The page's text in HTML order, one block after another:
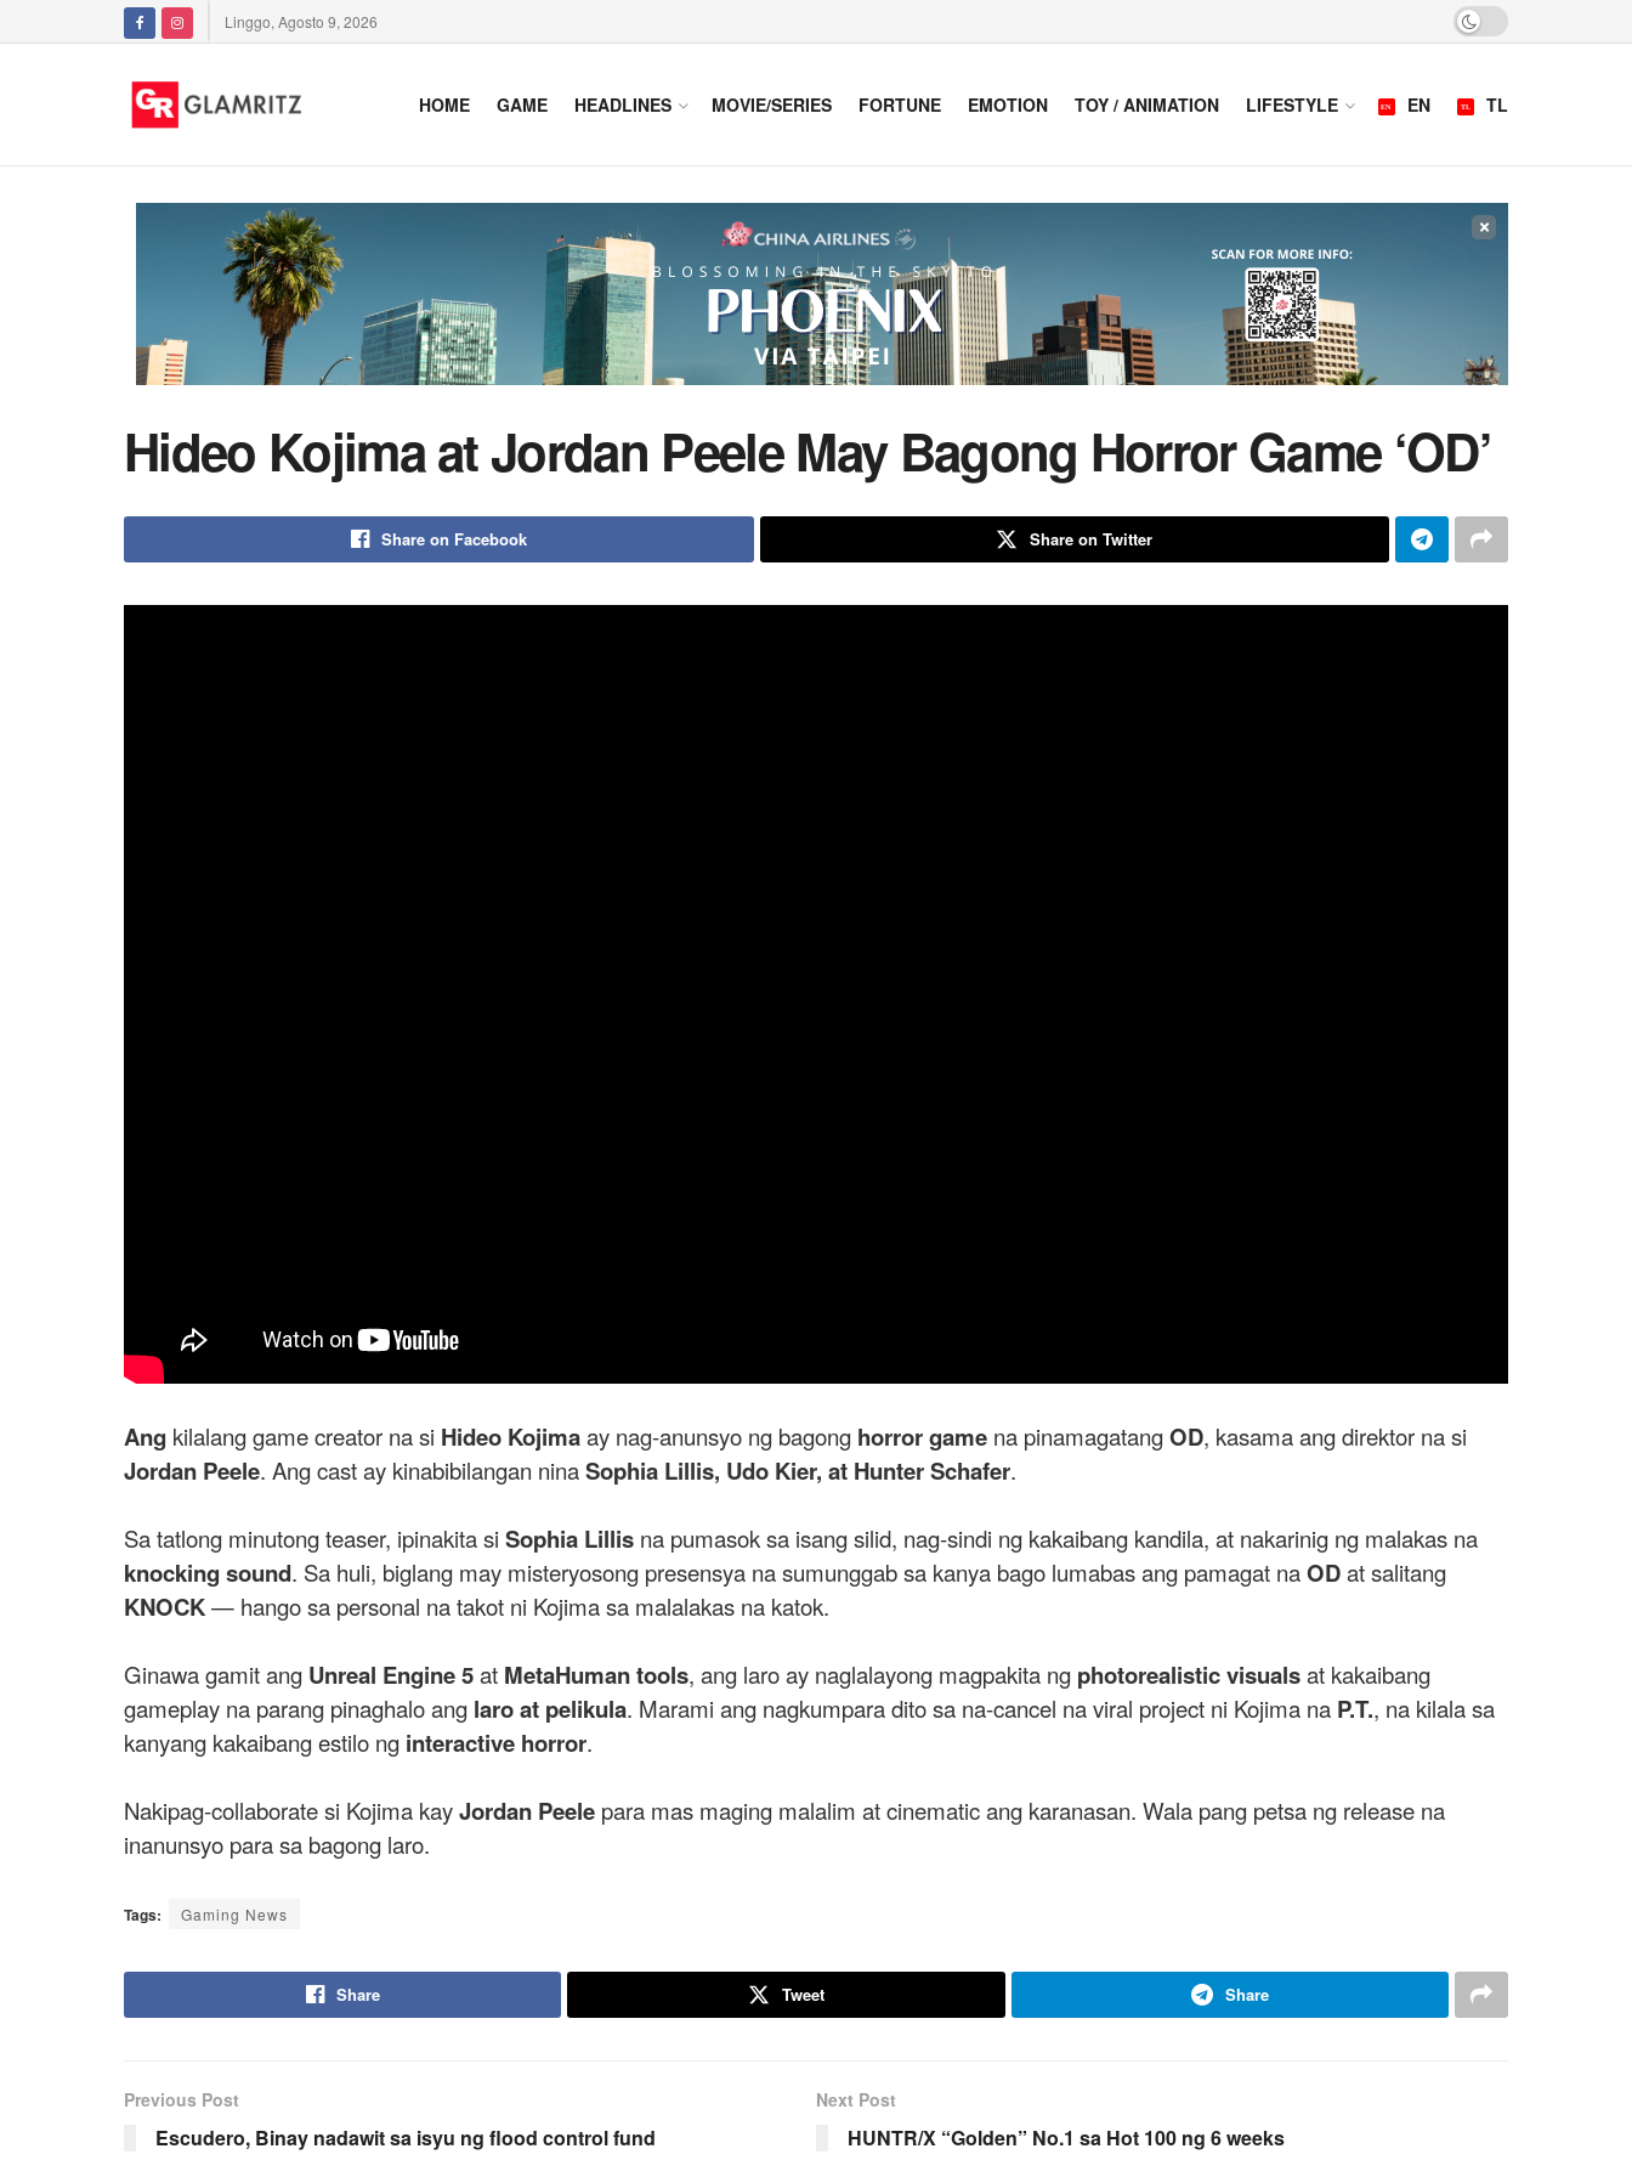
Linggo, Agosto 9, 2026
HOME GAME HEADLINES MOVIE/SERIES FORTUNE EMOTION TOY / ANIMATION LIFESTYLE EN TL
×
Hideo Kojima at Jordan Peele May Bagong Horror Game ‘OD’
Share on Facebook Share on Twitter
Ang kilalang game creator na si Hideo Kojimaay nag-anunsyo ng bagong horror game na pinamagatangOD, kasama ang direktor na si
Jordan Peele. Ang cast ay kinabibilangan ninaSophia Lillis, Udo Kier, at Hunter Schafer.
Sa tatlong minutong teaser, ipinakita si Sophia Lillis na pumasok sa isang silid, nag-sindi ng kakaibang kandila, at nakarinig ng malakas na
knocking sound. Sa huli, biglang may misteryosong presensya na sumunggab sa kanya bago lumabas ang pamagat naODat salitang
KNOCK— hango sa personal na takot ni Kojima sa malalakas na katok.
Ginawa gamit ang Unreal Engine 5at MetaHuman tools, ang laro ay naglalayong magpakita ng photorealistic visualsat kakaibang
gameplay na parang pinaghalo ang laro at pelikula. Marami ang nagkumpara dito sa na-cancel na viral project ni Kojima na P.T., na kilala sa
kanyang kakaibang estilo ng interactive horror.
Nakipag-collaborate si Kojima kayJordan Peele para mas maging malalim at cinematic ang karanasan. Wala pang petsa ng release na
inanunsyo para sa bagong laro.
Tags: Gaming News
Share Tweet Share
Previous Post
Escudero, Binay nadawit sa isyu ng flood control fund
Next Post
HUNTR/X “Golden” No.1 sa Hot 100 ng 6 weeks